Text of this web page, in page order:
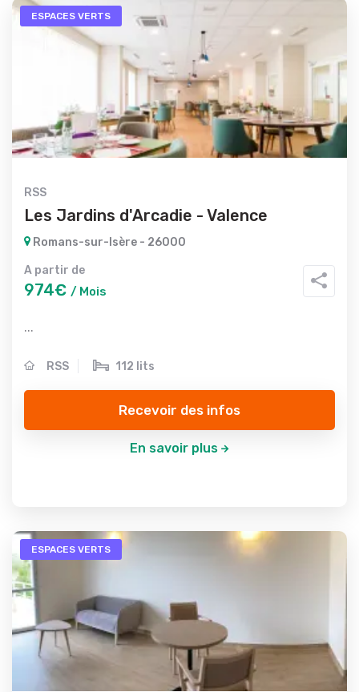
ESPACES VERTS
RSS
Les Jardins d'Arcadie - Valence
Romans-sur-Isère - 26000
A partir de
974€ / Mois
...
RSS 112 lits
Recevoir des infos
En savoir plus
ESPACES VERTS